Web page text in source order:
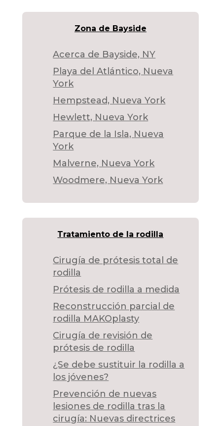
Zona de Bayside
Acerca de Bayside, NY
Playa del Atlántico, Nueva
York
Hempstead, Nueva York
Hewlett, Nueva York
Parque de la Isla, Nueva
York
Malverne, Nueva York
Woodmere, Nueva York
Tratamiento de la rodilla
Cirugía de prótesis total de
rodilla
Prótesis de rodilla a medida
Reconstrucción parcial de
rodilla MAKOplasty
Cirugía de revisión de
prótesis de rodilla
¿Se debe sustituir la rodilla a
los jóvenes?
Prevención de nuevas
lesiones de rodilla tras la
cirugía: Nuevas directrices